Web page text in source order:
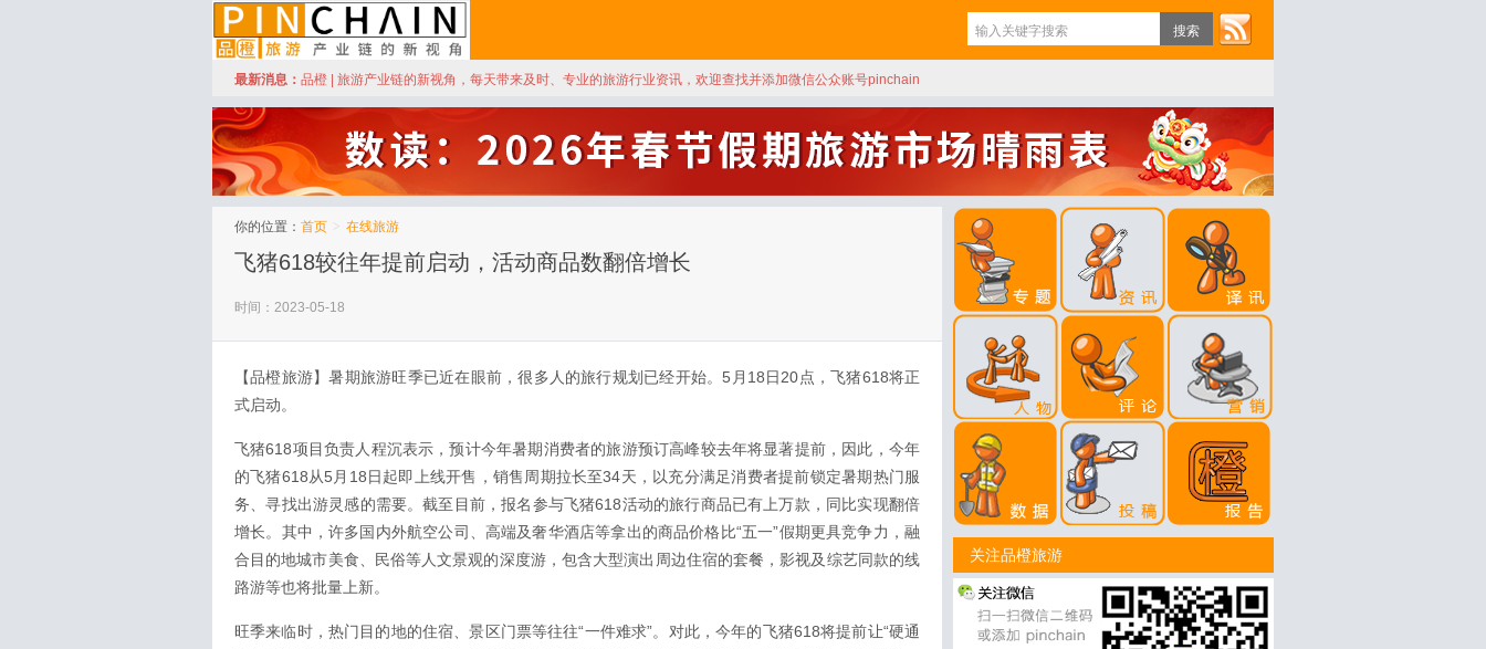
品橙旅游
最新消息： 品橙 | 旅游产业链的新视角，每天带来及时、专业的旅游行业资讯，欢迎查找并添加微信公众账号pinchain
你的位置： 首页 > 在线旅游
飞猪618较往年提前启动，活动商品数翻倍增长
时间：2023-05-18
【品橙旅游】暑期旅游旺季已近在眼前，很多人的旅行规划已经开始。5月18日20点，飞猪618将正
式启动。
飞猪618项目负责人程沉表示，预计今年暑期消费者的旅游预订高峰较去年将显著提前，因此，今年
的飞猪618从5月18日起即上线开售，销售周期拉长至34天，以充分满足消费者提前锁定暑期热门服
务、寻找出游灵感的需要。截至目前，报名参与飞猪618活动的旅行商品已有上万款，同比实现翻倍
增长。其中，许多国内外航空公司、高端及奢华酒店等拿出的商品价格比“五一”假期更具竞争力，融
合目的地城市美食、民俗等人文景观的深度游，包含大型演出周边住宿的套餐，影视及综艺同款的线
路游等也将批量上新。
旺季来临时，热门目的地的住宿、景区门票等往往“一件难求”。对此，今年的飞猪618将提前让“硬通
关注品橙旅游